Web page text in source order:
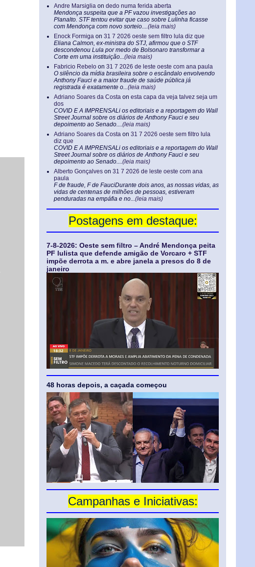
Andre Marsiglia on dedo numa ferida aberta
Mendonça suspeita que a PF vazou investigações ao
Planalto. STF tentou evitar que caso sobre Lulinha ficasse
com Mendonça com novo sorteio....(leia mais)
Enock Formiga on 31 7 2026 oeste sem filtro lula diz que
Eliana Calmon, ex-ministra do STJ, afirmou que o STF
descondenou Lula por medo de Bolsonaro transformar a
Corte em uma instituição...(leia mais)
Fabricio Rebelo on 31 7 2026 de leste oeste com ana paula
O silêncio da mídia brasileira sobre o escândalo envolvendo
Anthony Fauci e a maior fraude de saúde pública já
registrada é exatamente o...(leia mais)
Adriano Soares da Costa on esta capa da veja talvez seja um
dos
COVID E A IMPRENSALi os editoriais e a reportagem do Wall
Street Journal sobre os diários de Anthony Fauci e seu
depoimento ao Senado....(leia mais)
Adriano Soares da Costa on 31 7 2026 oeste sem filtro lula
diz que
COVID E A IMPRENSALi os editoriais e a reportagem do Wall
Street Journal sobre os diários de Anthony Fauci e seu
depoimento ao Senado....(leia mais)
Alberto Gonçalves on 31 7 2026 de leste oeste com ana
paula
F de fraude, F de FauciDurante dois anos, as nossas vidas, as
vidas de centenas de milhões de pessoas, estiveram
penduradas na empáfia e no...(leia mais)
Postagens em destaque:
7-8-2026: Oeste sem filtro – André Mendonça peita
PF lulista que defende amigão de Vorcaro + STF
impõe derrota a m. e abre janela a presos do 8 de
janeiro
48 horas depois, a caçada começou
Campanhas e Iniciativas: